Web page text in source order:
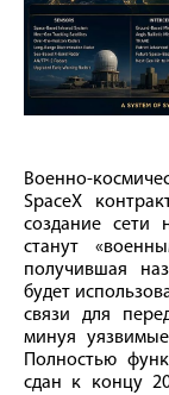
Военно-
SpaceX
создание сети
станут
получившая
будет
связи для
минуя
Полностью
сдан к концу